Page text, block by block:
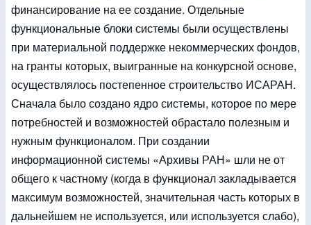
финансирование на ее создание. Отдельные
функциональные блоки системы были осуществлены
при материальной поддержке некоммерческих фондов,
на гранты которых, выигранные на конкурсной основе,
осуществлялось постепенное строительство ИСАРАН.
Сначала было создано ядро системы, которое по мере
потребностей и возможностей обрастало полезным и
нужным функционалом. При создании
информационной системы «Архивы РАН» шли не от
общего к частному (когда в функционал закладывается
максимум возможностей, значительная часть которых в
дальнейшем не используется, или используется слабо),